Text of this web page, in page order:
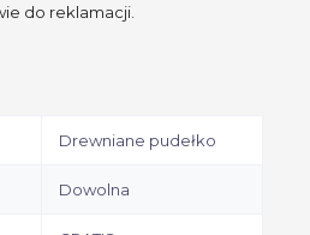
do reklamacji.
Drewniane pudełko
Dowolna